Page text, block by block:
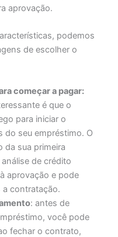
aprovação.
podemos
de escolher o
começar a pagar:
é que o
para iniciar o
do seu empréstimo. O
da sua primeira
de crédito
aprovação e pode
contratação.
: antes de
você pode
fechar o contrato,